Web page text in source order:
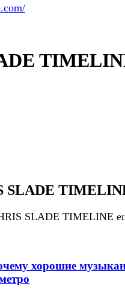
SLADE
SLADE TIMELINE
хорошие